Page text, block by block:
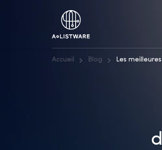
Accueil Blog Les